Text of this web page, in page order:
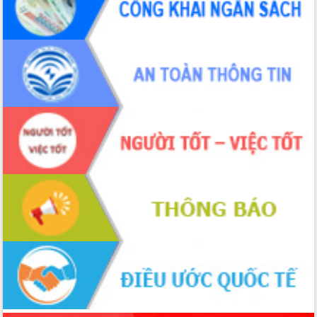
Lắk
Khơi thông điểm nghẽn, đẩy nhanh
giải ngân vốn khắc phục thiên tai
HĐND tỉnh thông qua điều chỉnh Quy
hoạch tỉnh thời kỳ 2021-2030
Hội thảo góp ý hồ sơ điều chỉnh quy
hoạch tỉnh Đắk Lắk thời kỳ 2021-2030,
tầm nhìn đến năm 2050
Nâng cao hiệu quả hoạt động của các
doanh nghiệp nhà nước
Hội nghị triển khai kết nối mạng
truyền số liệu chuyên dùng phục vụ cơ
quan Đảng, Nhà nước
Lễ phát động chuỗi hoạt động chung
tay làm sạch môi trường
Xã Ea Kar bước chuyển mình trong
công tác cải cách hành chính mô hình
mới
UBND tỉnh họp báo định kỳ tháng 4
năm 2026